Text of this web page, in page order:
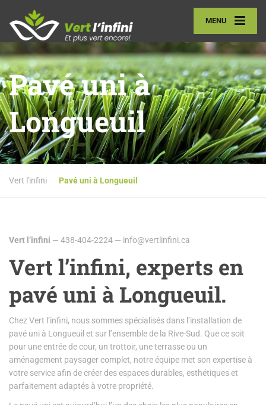
MENU
Pavé uni à
Longueuil
Vert l'infini Pavé uni à Longueuil
Vert l’infini — 438-404-2224 — info@vertlinfini.ca
Vert l’infini, experts en
pavé uni à Longueuil.
Chez Vert l’infini, nous sommes spécialisés dans l’installation de
pavé uni à Longueuil et sur l’ensemble de la Rive-Sud. Que ce soit
pour une entrée de cour, un trottoir, une terrasse ou un
aménagement paysager complet, notre équipe met son expertise à
votre service afin de créer des espaces durables, esthétiques et
parfaitement adaptés à votre propriété.